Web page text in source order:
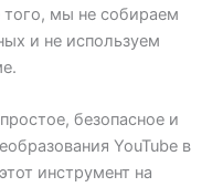
того, мы не собираем
и не используем
безопасное и
YouTube в
инструмент на